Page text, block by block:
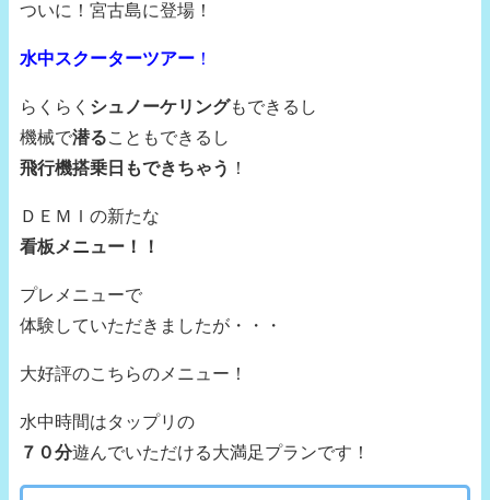
ついに！宮古島に登場！
水中スクーターツアー ！
らくらく シュノーケリングもできるし
機械で潜る こともできるし
飛行機搭乗日もできちゃう
！
ＤＥＭＩの新たな
看板メニュー！！
プレメニューで
体験していただきましたが・・・
大好評のこちらのメニュー！
水中時間はタップリの
７０分遊んでいただける大満足プランです！